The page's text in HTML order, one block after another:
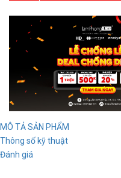
MÔ TẢ SẢN PHẨM
Thông số kỹ thuật
Đánh giá